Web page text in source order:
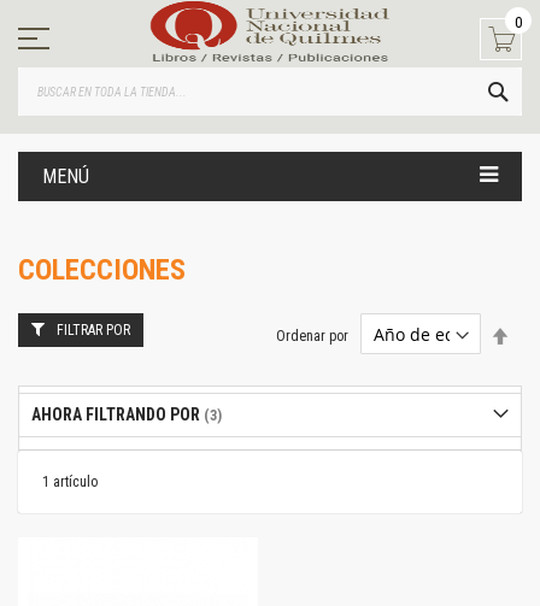
contenido
0
MENÚ
COLECCIONES
1 artículo
Ordenar por
FILTRAR POR
AHORA FILTRANDO POR